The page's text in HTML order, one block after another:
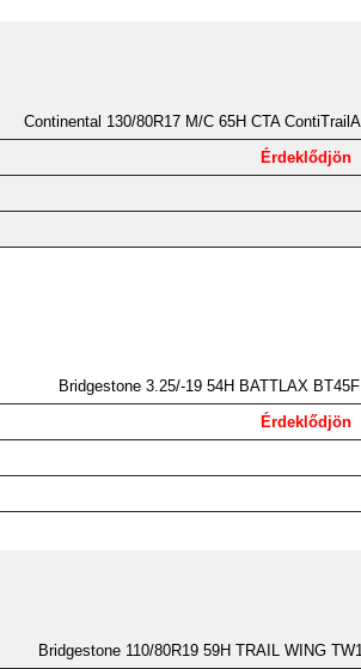
Continental 130/80R17 M/C 65H CTA
Érdeklődjön
Bridgestone 3.25/-19 54H BATTLAX BT45F
Érdeklődjön
Bridgestone 110/80R19 59H TRAIL WING